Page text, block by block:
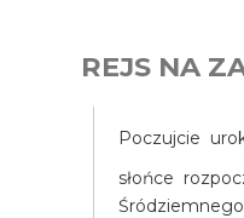
REJS NA
Poczujcie
słońce